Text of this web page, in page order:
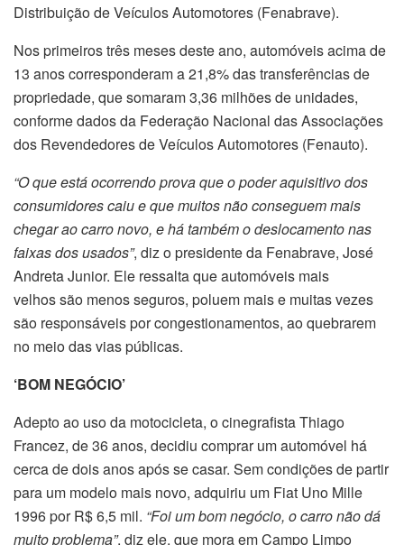
Distribuição de Veículos Automotores (Fenabrave).
Nos primeiros três meses deste ano, automóveis acima de
13 anos corresponderam a 21,8% das transferências de
propriedade, que somaram 3,36 milhões de unidades,
conforme dados da Federação Nacional das Associações
dos Revendedores de Veículos Automotores (Fenauto).
“O que está ocorrendo prova que o poder aquisitivo dos
consumidores caiu e que muitos não conseguem mais
chegar ao carro novo, e há também o deslocamento nas
faixas dos usados”, diz o presidente da Fenabrave, José
Andreta Junior. Ele ressalta que automóveis mais
velhos são menos seguros, poluem mais e muitas vezes
são responsáveis por congestionamentos, ao quebrarem
no meio das vias públicas.
‘BOM NEGÓCIO’
Adepto ao uso da motocicleta, o cinegrafista Thiago
Francez, de 36 anos, decidiu comprar um automóvel há
cerca de dois anos após se casar. Sem condições de partir
para um modelo mais novo, adquiriu um Fiat Uno Mille
1996 por R$ 6,5 mil. “Foi um bom negócio, o carro não dá
muito problema”, diz ele, que mora em Campo Limpo